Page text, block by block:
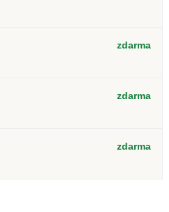
zdarma
zdarma
zdarma